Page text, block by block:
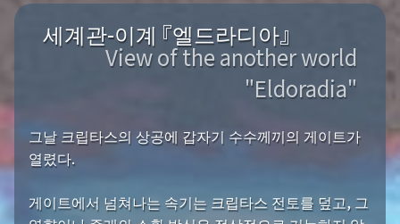
세계관-이계 『엘드라디아』
View of the another world
"Eldoradia"
그날 크립타스의 상공에 갑자기 수수께끼의 게이트가
열렸다.
게이트에서 넘쳐나는 속기는 크립타스 전토를 덮고, 그